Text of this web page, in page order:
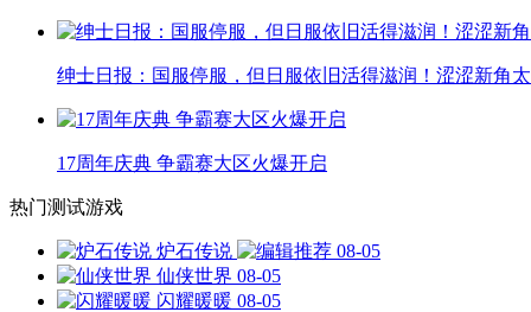
绅士日报：国服停服，但日服依旧活得滋润！涩涩新角
17周年庆典 争霸赛大区火爆开启
热门测试游戏
炉石传说
08-05
仙侠世界 08-05
闪耀暖暖 08-05